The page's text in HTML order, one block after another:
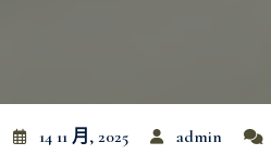
14 11 月, 2025 admin